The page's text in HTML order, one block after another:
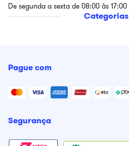
De segunda a sexta de 08:00 às 17:00
Categorias
Pague com
Segurança